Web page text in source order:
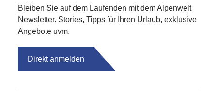
Bleiben Sie auf dem Laufenden mit dem Alpenwelt
Newsletter. Stories, Tipps für Ihren Urlaub, exklusive
Angebote uvm.
Direkt anmelden